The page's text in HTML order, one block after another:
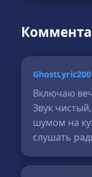
Включаю
Звук
шумом на
слушать